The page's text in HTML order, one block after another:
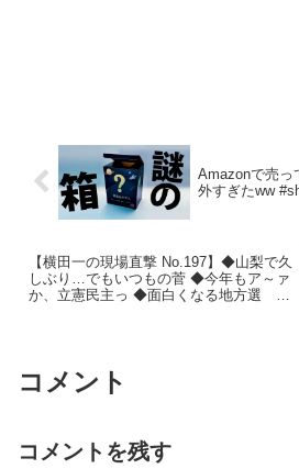
Amazonで売っ
外すぎたww
【横田一の現場直撃 No.197】◆山梨で久
しぶり…でもいつもの菅 ◆今年もア～ァ
か、立憲民主っ ◆面白くなる地方選 大
コメント
コメントを残す